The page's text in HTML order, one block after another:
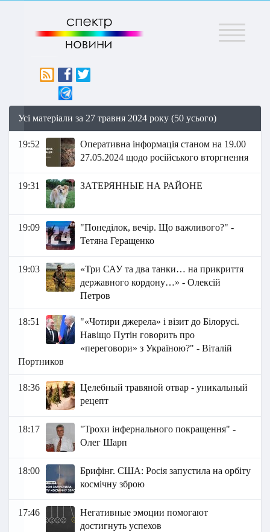
Меню
Усі матеріали за 27 травня 2024 року (50 усього)
19:52
Оперативна інформація станом на 19.00
27.05.2024 щодо російського вторгнення
19:31 ЗАТЕРЯННЫЕ НА РАЙОНЕ
19:09
"Понеділок, вечір. Що важливого?" -
Тетяна Геращенко
19:03
«Три САУ та два танки… на прикриття
державного кордону…» - Олексій
Петров
18:51
"«Чотири джерела» і візит до Білорусі.
Навіщо Путін говорить про
«переговори» з Україною?" - Віталій
Портников
18:36
Целебный травяной отвар - уникальный
рецепт
18:17
"Трохи інфернального покращення" -
Олег Шарп
18:00
Брифінг. США: Росія запустила на орбіту
космічну зброю
17:46
Негативные эмоции помогают
достигнуть успехов